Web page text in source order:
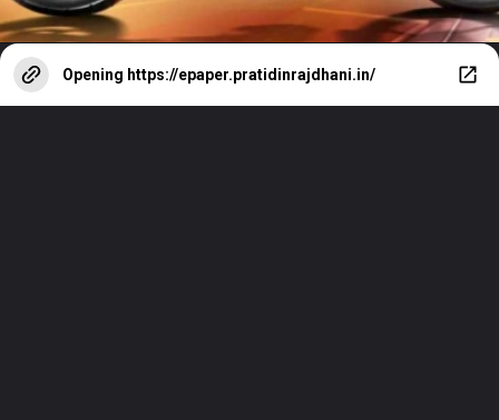
Opening https://epaper.pratidinrajdhani.in/